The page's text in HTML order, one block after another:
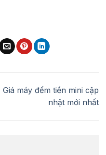
Giá máy đếm tiền mini cập
nhật mới nhất